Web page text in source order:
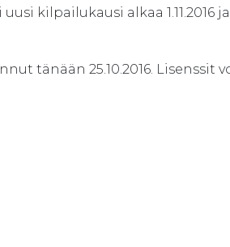
kilpailukausi alkaa 1.11.2016 ja
tänään 25.10.2016. Lisenssit